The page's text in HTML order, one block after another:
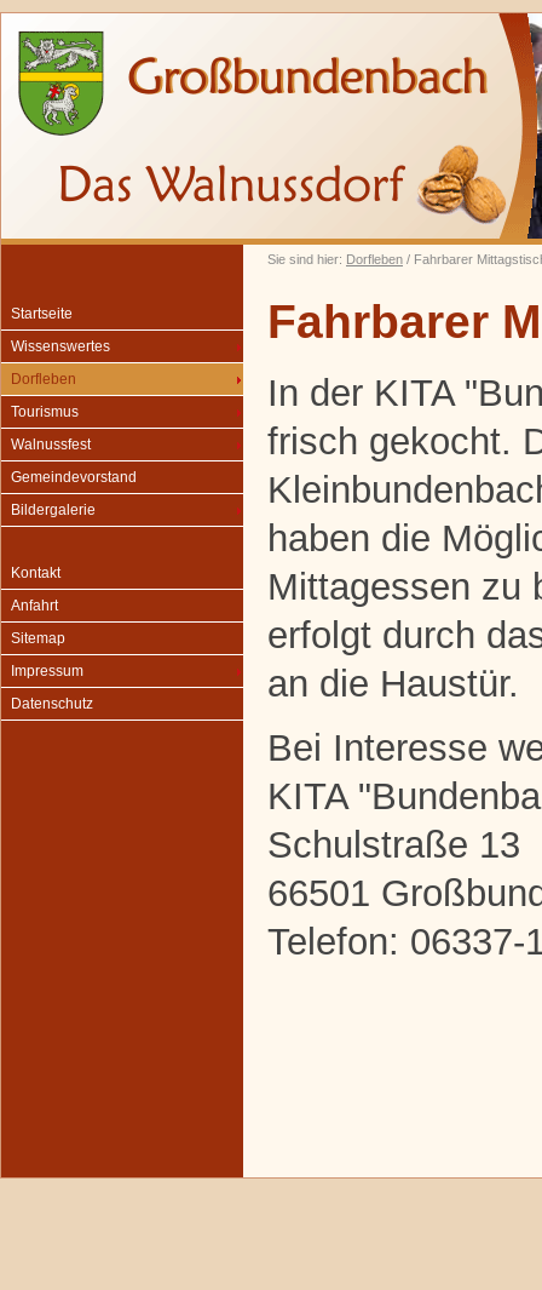
Sie sind hier: Dorfleben / Fahrbarer
Startseite
Wissenswertes
Dorfleben
Tourismus
Walnussfest
Gemeindevorstand
Bildergalerie
Kontakt
Anfahrt
Sitemap
Impressum
Datenschutz
Fahrbarer
In der KITA
frisch gekocht.
haben die
Mittagessen zu
erfolgt durch
an die Haustür.
Bei Interesse
KITA
Schulstraße 13
66501
Telefon: 06337-